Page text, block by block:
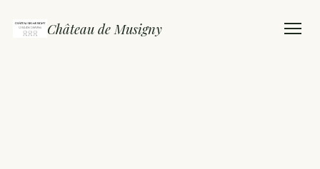
Château de Musigny